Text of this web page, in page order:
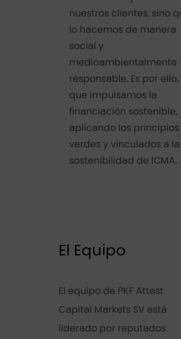
nuestros clientes, sino
lo hacemos de manera
social y
medioambientalmente
responsable. Es por ello,
que impulsamos la
financiación sostenible,
aplicando los principios
verdes y vinculados a la
sostenibilidad de ICMA.
El Equipo
El equipo de PKF Attest
Capital Markets SV está
liderado por reputados